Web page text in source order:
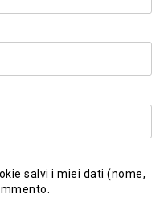
salvi i miei dati (nome,